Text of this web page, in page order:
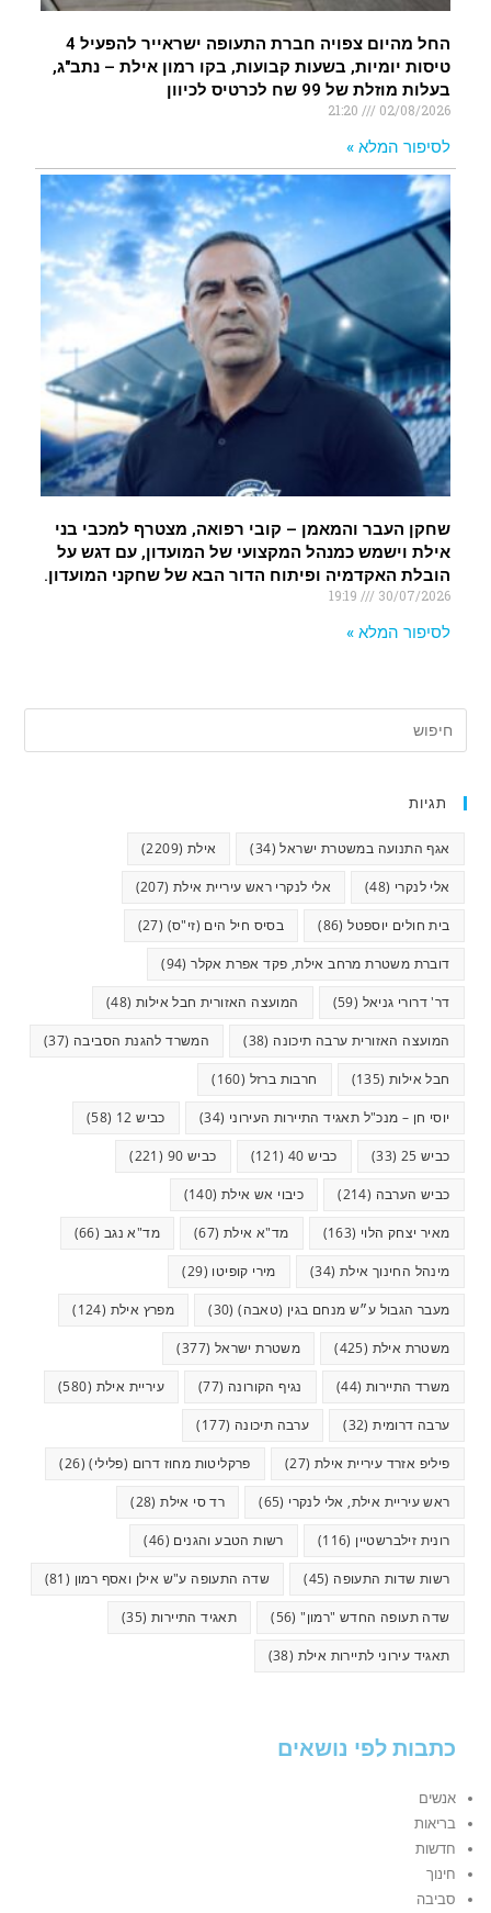
החל מהיום צפויה חברת התעופה ישראייר להפעיל 4
טיסות יומיות, בשעות קבועות, בקו רמון אילת – נתב"ג,
בעלות מוזלת של 99 שח לכרטיס לכיוון
02/08/2026
לסיפור המלא »
שחקן העבר והמאמן – קובי רפואה, מצטרף למכבי בני
אילת וישמש כמנהל המקצועי של המועדון, עם דגש על
הובלת האקדמיה ופיתוח הדור הבא של שחקני המועדון.
30/07/2026
לסיפור המלא »
תגיות
אגף התנועה במשטרת ישראל(34) אילת (2209)
אלי לנקרי (48) אלי לנקרי ראש עיריית אילת (207)
בית חולים יוספטל(86) בסיס חיל הים (זי"ס) (27)
דוברת משטרת מרחב אילת, פקד אפרת אקלר(94)
דר' דרורי גניאל (59) המועצה האזורית חבל אילות (48)
המועצה האזורית ערבה תיכונה (38) המשרד להגנת הסביבה (37)
חבל אילות (135) חרבות ברזל (160)
יוסי חן – מנכ"ל תאגיד התיירות העירוני (34) כביש 12 (58)
כביש 25 (33) כביש 40 (121) כביש 90 (221)
כביש הערבה (214) כיבוי אש אילת (140)
מאיר יצחק הלוי (163) מד"א אילת (67) מד"א נגב (66)
מינהל החינוך אילת (34) מירי קופיטו (29)
מעבר הגבול ע״ש מנחם בגין (טאבה)(30) מפרץ אילת (124)
משטרת אילת (425) משטרת ישראל (377)
משרד התיירות (44) נגיף הקורונה (77) עיריית אילת (580)
ערבה דרומית(32) ערבה תיכונה (177)
פיליפ אזרד עיריית אילת (27) פרקליטות מחוז דרום (פלילי)(26)
ראש עיריית אילת, אלי לנקרי (65) רד סי אילת(28)
רונית זילברשטיין (116) רשות הטבע והגנים (46)
רשות שדות התעופה (45) שדה התעופה ע"ש אילן ואסף רמון (81)
שדה תעופה החדש "רמון"(56) תאגיד התיירות (35)
תאגיד עירוני לתיירות אילת (38)
כתבות לפי נושאים
אנשים
בריאות
חדשות
חינוך
סביבה